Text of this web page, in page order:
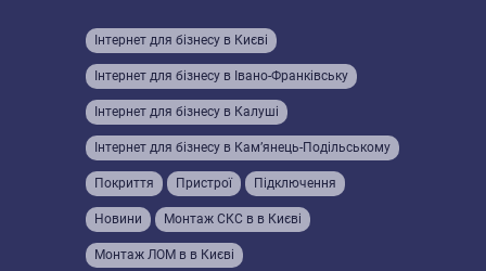
Інтернет для бізнесу в Києві
Інтернет для бізнесу в Івано-Франківську
Інтернет для бізнесу в Калуші
Інтернет для бізнесу в Кам’янець-Подільському
Покриття Пристрої Підключення
Новини Монтаж СКС в в Києві
Монтаж ЛОМ в в Києві